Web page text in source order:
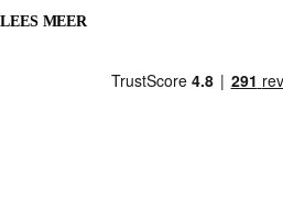
LEES MEER